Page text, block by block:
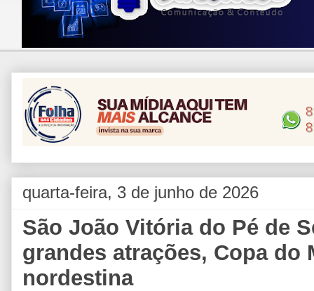
quarta-feira, 3 de junho de 2026
São João Vitória do Pé de
grandes atrações, Copa do
nordestina